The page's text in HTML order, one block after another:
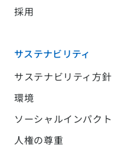
採用
サステナビリティ
サステナビリティ方針
環境
ソーシャルインパクト
人権の尊重